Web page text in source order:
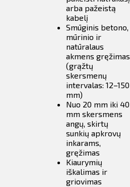
arba pažeistą
kabelį
Smūginis betono,
mūrinio ir
natūralaus
akmens gręžimas
(grąžtų
skersmenų
intervalas: 12–150
mm)
Nuo 20 mm iki 40
mm skersmens
angų, skirtų
sunkių apkrovų
inkarams,
gręžimas
Kiaurymių
iškalimas ir
griovimas